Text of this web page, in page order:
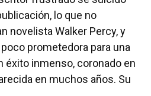
lo que no
novelista Walker Percy, y
prometedora para una
éxito inmenso, coronado en
en muchos años. Su